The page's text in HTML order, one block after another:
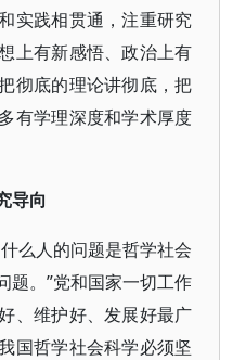
实践相贯通，注重研究
上有新感悟、政治上有
彻底的理论讲彻底，把
有学理深度和学术厚度
导向
么人的问题是哲学社会
题。”党和国家一切工作
、维护好、发展好最广
国哲学社会科学必须坚